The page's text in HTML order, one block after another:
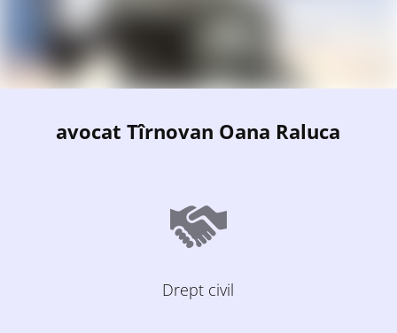
avocat Tîrnovan Oana Raluca
Drept civil